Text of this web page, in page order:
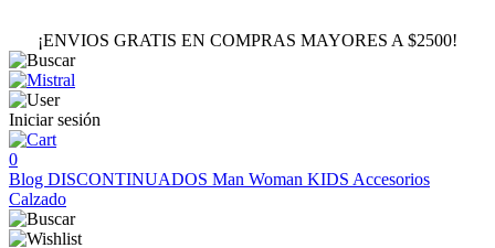
¡ENVIOS GRATIS EN COMPRAS MAYORES A $2500!
Iniciar sesión
0
Blog DISCONTINUADOS Man Woman KIDS Accesorios
Calzado